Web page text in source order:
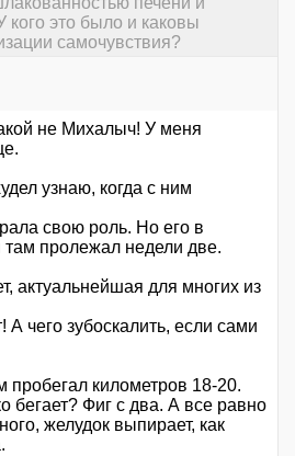
это было и каковы
самочувствия?
не Михалыч! У меня
узнаю, когда с ним
свою роль. Но его в
пролежал недели две.
актуальнейшая для многих из
А чего зубоскалить, если сами
пробегал километров 18-20.
бегает? Фиг с два. А все равно
желудок выпирает, как